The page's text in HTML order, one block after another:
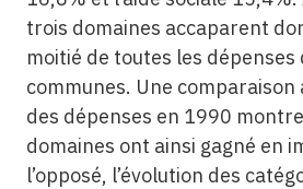
trois domaines accaparent
moitié de toutes les dépenses
communes. Une
des dépenses en 1990
domaines ont ainsi gagné en
l’opposé, l’évolution des